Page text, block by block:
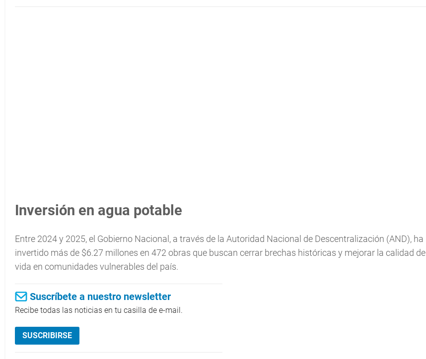
Inversión en agua potable
Entre 2024 y 2025, el Gobierno Nacional, a través de la Autoridad Nacional de Descentralización (AND), ha
invertido más de $6.27 millones en 472 obras que buscan cerrar brechas históricas y mejorar la calidad de
vida en comunidades vulnerables del país.
Suscríbete a nuestro newsletter
Recibe todas las noticias en tu casilla de e-mail.
SUSCRIBIRSE